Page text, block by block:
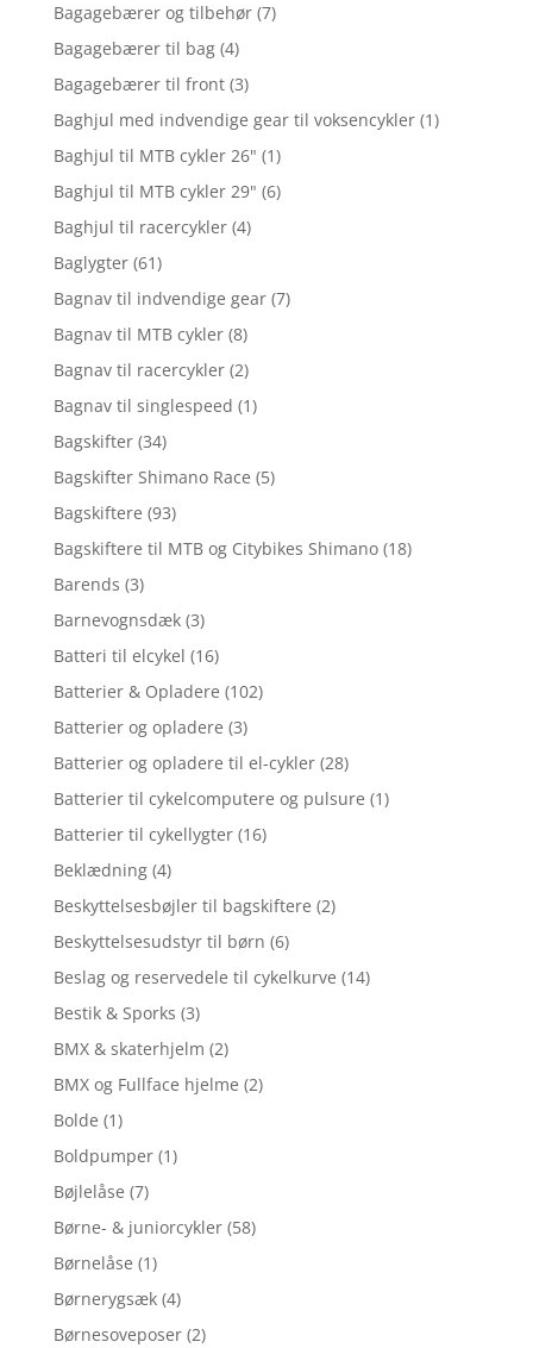
Bagagebærer og tilbehør (7)
Bagagebærer til bag (4)
Bagagebærer til front (3)
Baghjul med indvendige gear til voksencykler (1)
Baghjul til MTB cykler 26" (1)
Baghjul til MTB cykler 29" (6)
Baghjul til racercykler (4)
Baglygter (61)
Bagnav til indvendige gear (7)
Bagnav til MTB cykler (8)
Bagnav til racercykler (2)
Bagnav til singlespeed (1)
Bagskifter (34)
Bagskifter Shimano Race (5)
Bagskiftere (93)
Bagskiftere til MTB og Citybikes Shimano (18)
Barends (3)
Barnevognsdæk (3)
Batteri til elcykel (16)
Batterier & Opladere (102)
Batterier og opladere (3)
Batterier og opladere til el-cykler (28)
Batterier til cykelcomputere og pulsure (1)
Batterier til cykellygter (16)
Beklædning (4)
Beskyttelsesbøjler til bagskiftere (2)
Beskyttelsesudstyr til børn (6)
Beslag og reservedele til cykelkurve (14)
Bestik & Sporks (3)
BMX & skaterhjelm (2)
BMX og Fullface hjelme (2)
Bolde (1)
Boldpumper (1)
Bøjlelåse (7)
Børne- & juniorcykler (58)
Børnelåse (1)
Børnerygsæk (4)
Børnesoveposer (2)